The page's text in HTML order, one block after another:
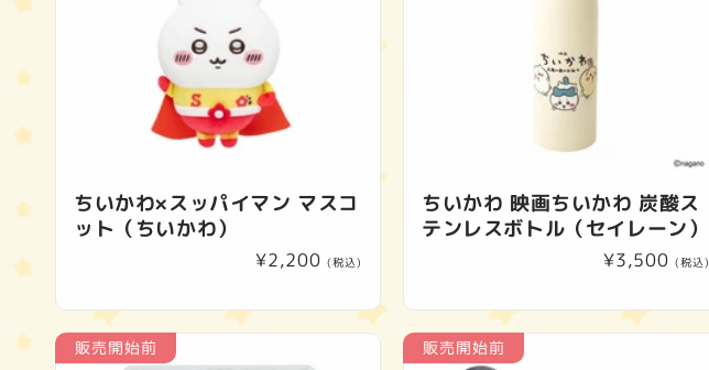
ちいかわ×スッパイマン マスコ
ット（ちいかわ）
通
価
¥2,200 (税込)
ちいかわ 映画ちいかわ 炭酸ス
テンレスボトル（セイレーン）
通
価
¥3,500 (税込)
販売開始前 販売開始前